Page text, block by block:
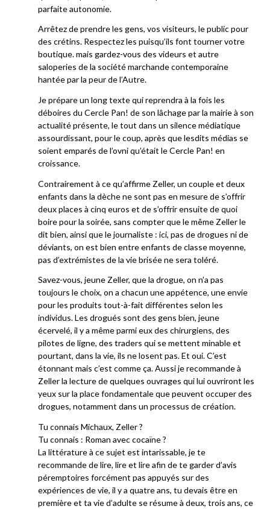
parfaite autonomie.
Arrêtez de prendre les gens, vos visiteurs, le public pour
des crétins. Respectez les puisqu’ils font tourner votre
boutique. mais gardez-vous des videurs et autre
saloperies de la société marchande contemporaine
hantée par la peur de l’Autre.
Je prépare un long texte qui reprendra à la fois les
déboires du Cercle Pan! de son lâchage par la mairie à son
actualité présente, le tout dans un silence médiatique
assourdissant, pour le coup, après que lesdits médias se
soient emparés de l’ovni qu’était le Cercle Pan! en
croissance.
Contrairement à ce qu’affirme Zeller, un couple et deux
enfants dans la dèche ne sont pas en mesure de s’offrir
deux places à cinq euros et de s’offrir ensuite de quoi
boire pour la soirée, sans compter que le même Zeller le
dit bien, ainsi que le journaliste : ici, pas de drogues ni de
déviants, on est bien entre enfants de classe moyenne,
pas d’extrémistes de la vie brisée ne sera toléré.
Savez-vous, jeune Zeller, que la drogue, on n’a pas
toujours le choix, on a chacun une appétence, une envie
pour les produits tout-à-fait différentes selon les
individus. Les drogués sont des gens bien, jeune
écervelé, il y a même parmi eux des chirurgiens, des
pilotes de ligne, des traders qui se mettent minable et
pourtant, dans la vie, ils ne losent pas. Et oui. C’est
étonnant mais c’est comme ça. Aussi je recommande à
Zeller la lecture de quelques ouvrages qui lui ouvriront les
yeux sur la place fondamentale que peuvent occuper des
drogues, notamment dans un processus de création.
Tu connais Michaux, Zeller ?
Tu connais : Roman avec cocaïne ?
La littérature à ce sujet est intarissable, je te
recommande de lire, lire et lire afin de te garder d’avis
péremptoires forcément pas appuyés sur des
expériences de vie, il y a quatre ans, tu devais être en
première et ta vie d’adulte se résume à deux, trois ans, ce